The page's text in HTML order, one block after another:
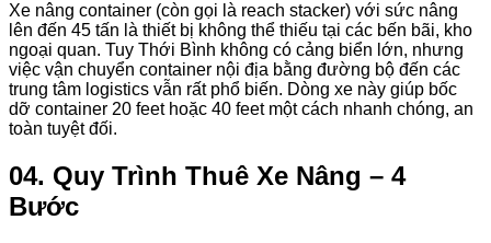
Xe nâng container (còn gọi là reach stacker) với sức nâng
lên đến 45 tấn là thiết bị không thể thiếu tại các bến bãi, kho
ngoại quan. Tuy Thới Bình không có cảng biển lớn, nhưng
việc vận chuyển container nội địa bằng đường bộ đến các
trung tâm logistics vẫn rất phổ biến. Dòng xe này giúp bốc
dỡ container 20 feet hoặc 40 feet một cách nhanh chóng, an
toàn tuyệt đối.
04. Quy Trình Thuê Xe Nâng – 4
Bước